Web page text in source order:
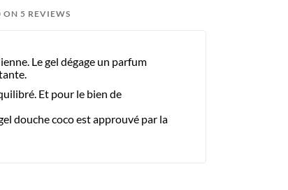
5 REVIEWS
Le gel dégage un parfum
Et pour le bien de
douche coco est approuvé par la